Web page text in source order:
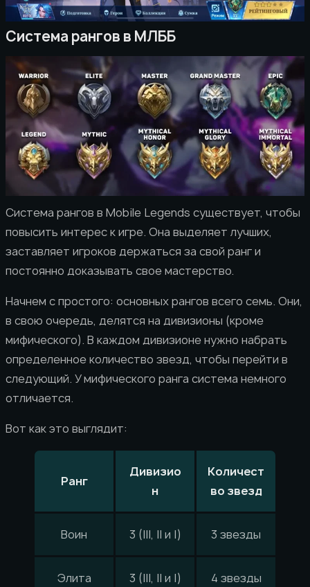
Система рангов в МЛББ
Система рангов в Mobile Legends существует, чтобы
повысить интерес к игре. Она выделяет лучших,
заставляет игроков держаться за свой ранг и
постоянно доказывать свое мастерство.
Начнем с простого: основных рангов всего семь. Они,
в свою очередь, делятся на дивизионы (кроме
мифического). В каждом дивизионе нужно набрать
определенное количество звезд, чтобы перейти в
следующий. У мифического ранга система немного
отличается.
Вот как это выглядит:
Ранг
Дивизио
н
Количест
во звезд
Воин 3 (III, II и I) 3 звезды
Элита 3 (III, II и I) 4 звезды